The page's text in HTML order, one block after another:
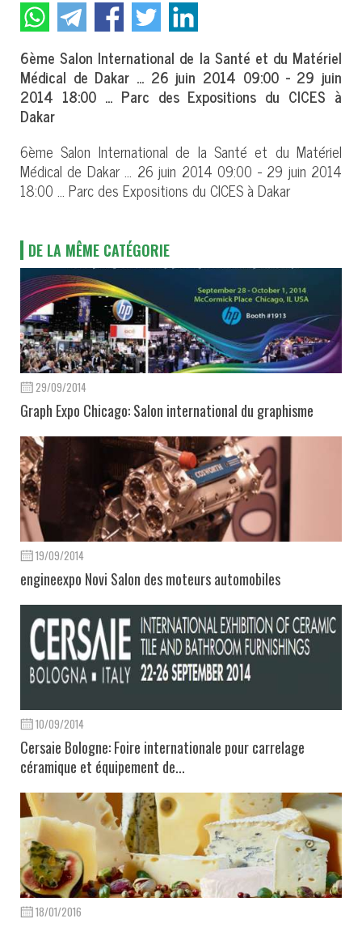
6ème Salon International de la Santé et du Matériel
Médical de Dakar ... 26 juin 2014 09:00 - 29 juin
2014 18:00 ... Parc des Expositions du CICES à
Dakar
6ème Salon International de la Santé et du Matériel
Médical de Dakar ... 26 juin 2014 09:00 - 29 juin 2014
18:00 ... Parc des Expositions du CICES à Dakar
DE LA MÊME CATÉGORIE
29/09/2014
Graph Expo Chicago: Salon international du graphisme
19/09/2014
engineexpo Novi Salon des moteurs automobiles
10/09/2014
Cersaie Bologne: Foire internationale pour carrelage
céramique et équipement de...
18/01/2016